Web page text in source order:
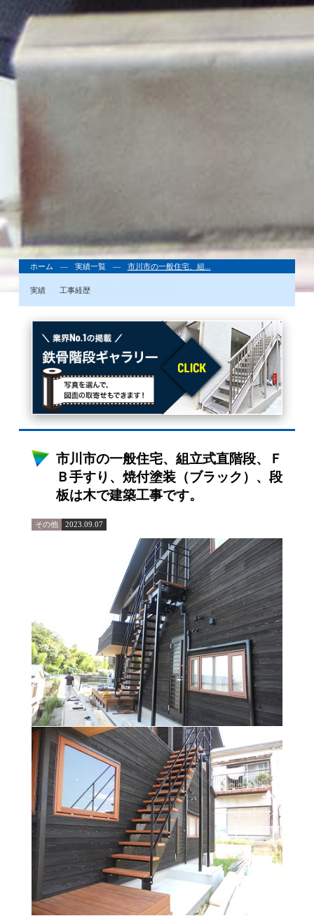
ホーム 実績一覧 市川市の一般住宅、組...
実績 工事経歴
市川市の一般住宅、組立式直階段、Ｆ
Ｂ手すり、焼付塗装（ブラック）、段
板は木で建築工事です。
その他 2023.09.07